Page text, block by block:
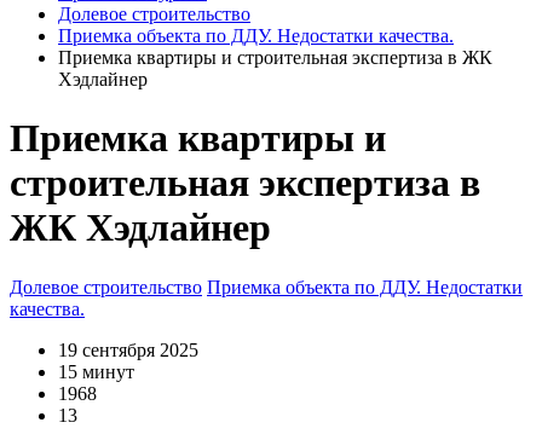
Долевое строительство
Приемка объекта по ДДУ. Недостатки качества.
Приемка квартиры и строительная экспертиза в ЖК
Хэдлайнер
Приемка квартиры и
строительная экспертиза в
ЖК Хэдлайнер
Долевое строительство Приемка объекта по ДДУ. Недостатки
качества.
19 сентября 2025
15 минут
1968
13